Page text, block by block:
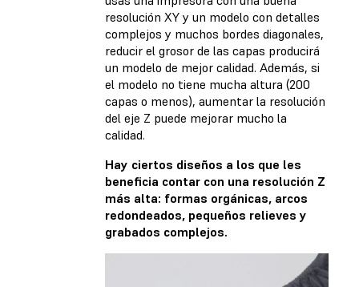
resolución XY y un modelo con detalles
complejos y muchos bordes diagonales,
reducir el grosor de las capas producirá
un modelo de mejor calidad. Además, si
el modelo no tiene mucha altura (200
capas o menos), aumentar la resolución
del eje Z puede mejorar mucho la
calidad.
Hay ciertos diseños a los que les
beneficia contar con una resolución Z
más alta: formas orgánicas, arcos
redondeados, pequeños relieves y
grabados complejos.